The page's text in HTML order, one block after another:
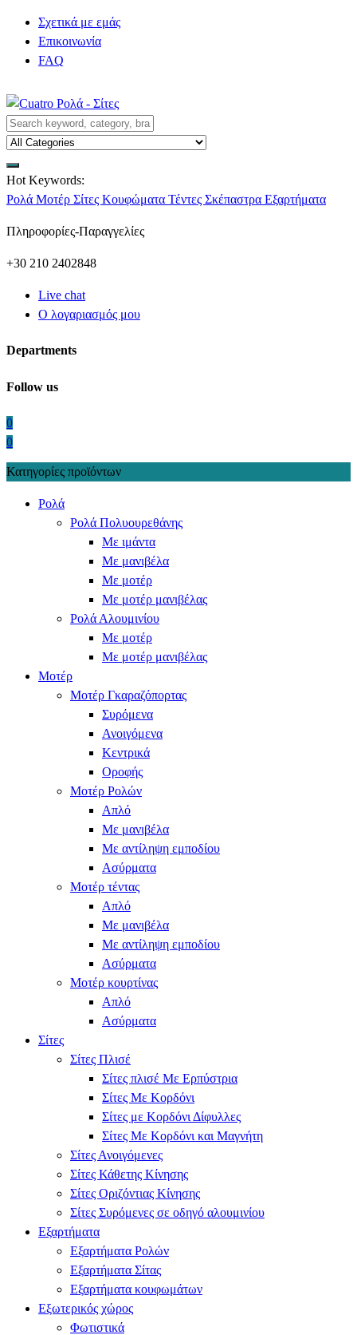
Σχετικά με εμάς
Επικοινωνία
FAQ
Hot Keywords:
Ρολά Μοτέρ Σίτες Κουφώματα Τέντες Σκέπαστρα Εξαρτήματα
Πληροφορίες-Παραγγελίες
+30 210 2402848
Live chat
Ο λογαριασμός μου
Departments
Follow us
0
0
Κατηγορίες προϊόντων
Ρολά
Ρολά Πολυουρεθάνης
Με ιμάντα
Με μανιβέλα
Με μοτέρ
Με μοτέρ μανιβέλας
Ρολά Αλουμινίου
Με μοτέρ
Με μοτέρ μανιβέλας
Μοτέρ
Μοτέρ Γκαραζόπορτας
Συρόμενα
Ανοιγόμενα
Κεντρικά
Οροφής
Μοτέρ Ρολών
Απλό
Με μανιβέλα
Με αντίληψη εμποδίου
Ασύρματα
Μοτέρ τέντας
Απλό
Με μανιβέλα
Με αντίληψη εμποδίου
Ασύρματα
Μοτέρ κουρτίνας
Απλό
Ασύρματα
Σίτες
Σίτες Πλισέ
Σίτες πλισέ Με Ερπύστρια
Σίτες Με Κορδόνι
Σίτες με Κορδόνι Δίφυλλες
Σίτες Με Κορδόνι και Μαγνήτη
Σίτες Ανοιγόμενες
Σίτες Κάθετης Κίνησης
Σίτες Οριζόντιας Κίνησης
Σίτες Συρόμενες σε οδηγό αλουμινίου
Εξαρτήματα
Εξαρτήματα Ρολών
Εξαρτήματα Σίτας
Εξαρτήματα κουφωμάτων
Εξωτερικός χώρος
Φωτιστικά